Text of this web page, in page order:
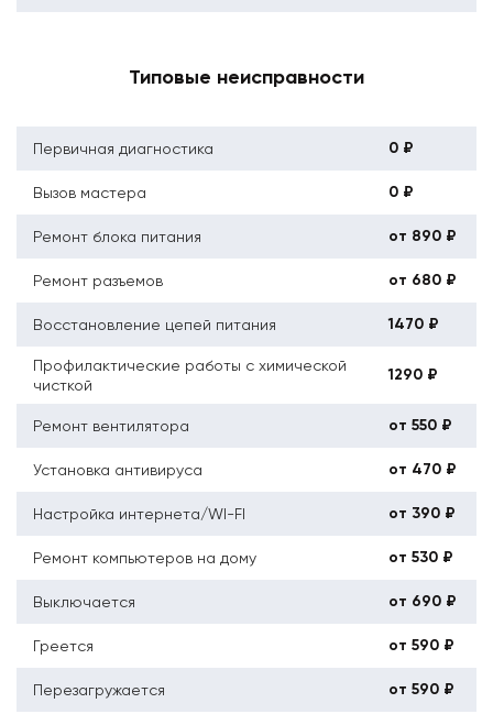
Типовые неисправности
Первичная диагностика 0 ₽
Вызов мастера 0 ₽
Ремонт блока питания от 890 ₽
Ремонт разъемов от 680 ₽
Восстановление цепей питания 1470 ₽
Профилактические работы с химической
чисткой
1290 ₽
Ремонт вентилятора от 550 ₽
Установка антивируса от 470 ₽
Настройка интернета/WI-FI от 390 ₽
Ремонт компьютеров на дому от 530 ₽
Выключается от 690 ₽
Греется от 590 ₽
Перезагружается от 590 ₽